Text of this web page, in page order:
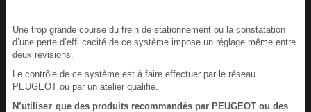
Une trop grande course du frein de stationnement ou la constatation
d’une perte d’effi cacité de ce système impose un réglage même entre
deux révisions.
Le contrôle de ce système est à faire effectuer par le réseau
PEUGEOT ou par un atelier qualifié.
N’utilisez que des produits recommandés par PEUGEOT ou des